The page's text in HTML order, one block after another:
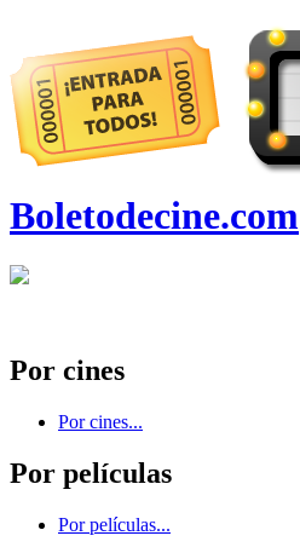
Boletodecine.com
Por cines
Por cines...
Por películas
Por películas...